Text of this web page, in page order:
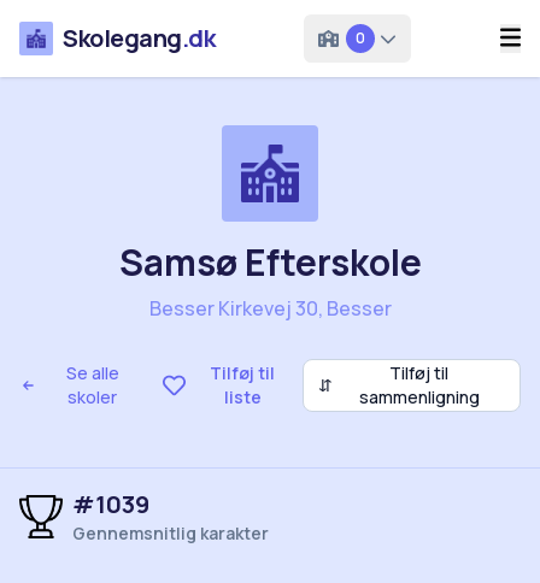
Skolegang.dk 0
Se alle
skoler
Tilføj til
liste
⇵
Tilføj til
sammenligning
Samsø Efterskole
Besser Kirkevej 30, Besser
#1039
Gennemsnitlig karakter